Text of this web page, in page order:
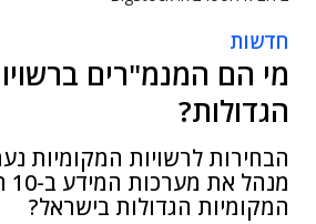
חדשות
מי הם המנמ"רים
הגדולות?
הבחירות לרשויות המקומיות
המקומיות הגדולות בישראל?